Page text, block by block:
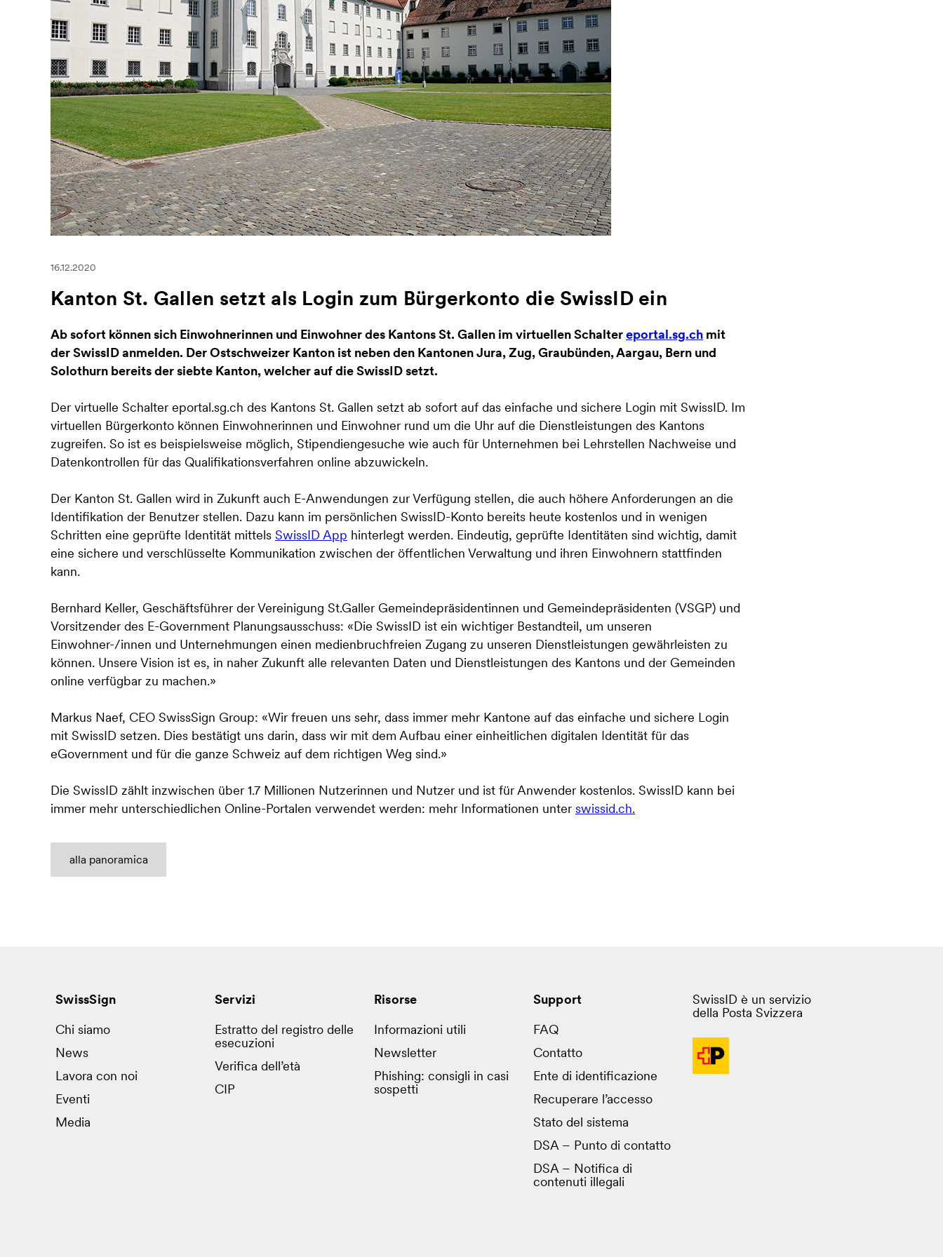
16.12.2020
Kanton St. Gallen setzt als Login zum Bürgerkonto die SwissID ein
Ab sofort können sich Einwohnerinnen und Einwohner des Kantons St. Gallen im virtuellen Schalter eportal.sg.ch mit
der SwissID anmelden. Der Ostschweizer Kanton ist neben den Kantonen Jura, Zug, Graubünden, Aargau, Bern und
Solothurn bereits der siebte Kanton, welcher auf die SwissID setzt.
Der virtuelle Schalter eportal.sg.ch des Kantons St. Gallen setzt ab sofort auf das einfache und sichere Login mit SwissID. Im
virtuellen Bürgerkonto können Einwohnerinnen und Einwohner rund um die Uhr auf die Dienstleistungen des Kantons
zugreifen. So ist es beispielsweise möglich, Stipendiengesuche wie auch für Unternehmen bei Lehrstellen Nachweise und
Datenkontrollen für das Qualifikationsverfahren online abzuwickeln.
Der Kanton St. Gallen wird in Zukunft auch E-Anwendungen zur Verfügung stellen, die auch höhere Anforderungen an die
Identifikation der Benutzer stellen. Dazu kann im persönlichen SwissID-Konto bereits heute kostenlos und in wenigen
Schritten eine geprüfte Identität mittels SwissID App hinterlegt werden. Eindeutig, geprüfte Identitäten sind wichtig, damit
eine sichere und verschlüsselte Kommunikation zwischen der öffentlichen Verwaltung und ihren Einwohnern stattfinden
kann.
Bernhard Keller, Geschäftsführer der Vereinigung St.Galler Gemeindepräsidentinnen und Gemeindepräsidenten (VSGP) und
Vorsitzender des E-Government Planungsausschuss: «Die SwissID ist ein wichtiger Bestandteil, um unseren
Einwohner-/innen und Unternehmungen einen medienbruchfreien Zugang zu unseren Dienstleistungen gewährleisten zu
können. Unsere Vision ist es, in naher Zukunft alle relevanten Daten und Dienstleistungen des Kantons und der Gemeinden
online verfügbar zu machen.»
Markus Naef, CEO SwissSign Group: «Wir freuen uns sehr, dass immer mehr Kantone auf das einfache und sichere Login
mit SwissID setzen. Dies bestätigt uns darin, dass wir mit dem Aufbau einer einheitlichen digitalen Identität für das
eGovernment und für die ganze Schweiz auf dem richtigen Weg sind.»
Die SwissID zählt inzwischen über 1.7 Millionen Nutzerinnen und Nutzer und ist für Anwender kostenlos. SwissID kann bei
immer mehr unterschiedlichen Online-Portalen verwendet werden: mehr Informationen unter swissid.ch.
alla panoramica
SwissSign
Chi siamo
News
Lavora con noi
Eventi
Media
Servizi
Estratto del registro delle
esecuzioni
Verifica dell’età
CIP
Risorse
Informazioni utili
Newsletter
Phishing: consigli in casi
sospetti
Support
FAQ
Contatto
Ente di identificazione
Recuperare l’accesso
Stato del sistema
DSA – Punto di contatto
DSA – Notifica di
contenuti illegali
SwissID è un servizio
della Posta Svizzera